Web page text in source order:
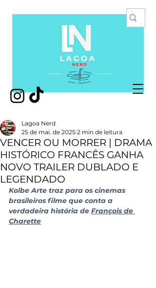
VENCER OU MORRER | DRAMA
HISTÓRICO FRANCÊS GANHA
NOVO TRAILER DUBLADO E
LEGENDADO
Lagoa Nerd
25 de mai. de 2025 2 min de leitura
Kolbe Arte traz para os cinemas
brasileiros filme que conta a
verdadeira história de François de
Charette